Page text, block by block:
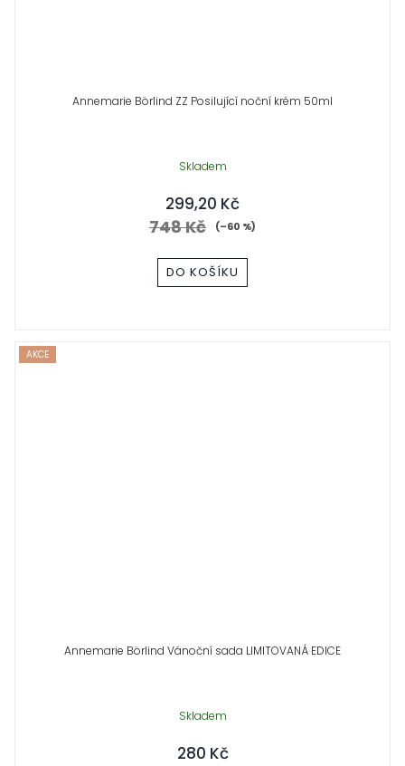
Annemarie Börlind ZZ Posilující noční krém 50ml
Skladem
299,20 Kč
748 Kč (–60 %)
DO KOŠÍKU
AKCE
Annemarie Börlind Vánoční sada LIMITOVANÁ EDICE
Skladem
280 Kč